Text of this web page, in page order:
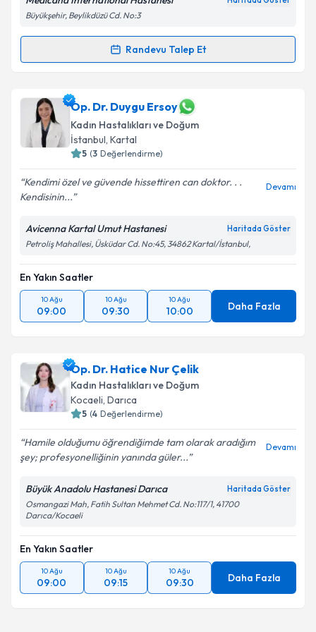
Kişisel verilerimin işlenmesine ilişkinAydınlatma
kapsamda işlenmesini kabul ediyorum.
Takvim Talebini Gönder
Büyükşehir, Beylikdüzü Cd. No:3
Randevu Talep Et
Randevu Takvimi Talebi
Op. Dr. Narmin Orujovaiçin randevu takvimi talebi
oluşturun. Size bu uzmandan randevu almanız için bir
takvim hazırlandığında e-posta ile bilgilendireceğiz.
E-posta Adresiniz
Kişisel verilerimin işlenmesine ilişkin
Aydınlatma
Metni'ni okudum ve kişisel verilerimin belirtilen
Takvim Talebini Gönder
Op. Dr. Duygu Ersoy
Kadın Hastalıkları ve Doğum
İstanbul, Kartal
5 (3 Değerlendirme)
Kendimi özel ve güvende hissettiren can doktor. . .
Kendisinin...
Devamı
Avicenna Kartal Umut Hastanesi Haritada Göster
Petroliş Mahallesi, Üsküdar Cd. No:45, 34862 Kartal/İstanbul,
En Yakın Saatler
10 Ağu
09:00
10 Ağu
09:30
10 Ağu
10:00 Daha Fazla
Op. Dr. Hatice Nur Çelik
Kadın Hastalıkları ve Doğum
Kocaeli, Darıca
5 (4 Değerlendirme)
Hamile olduğumu öğrendiğimde tam olarak aradığım
şey; profesyonelliğinin yanında güler...
Devamı
Büyük Anadolu Hastanesi Darıca Haritada Göster
Osmangazi Mah, Fatih Sultan Mehmet Cd. No:117/1, 41700
Darıca/Kocaeli
En Yakın Saatler
10 Ağu
09:00
10 Ağu
09:15
10 Ağu
09:30 Daha Fazla